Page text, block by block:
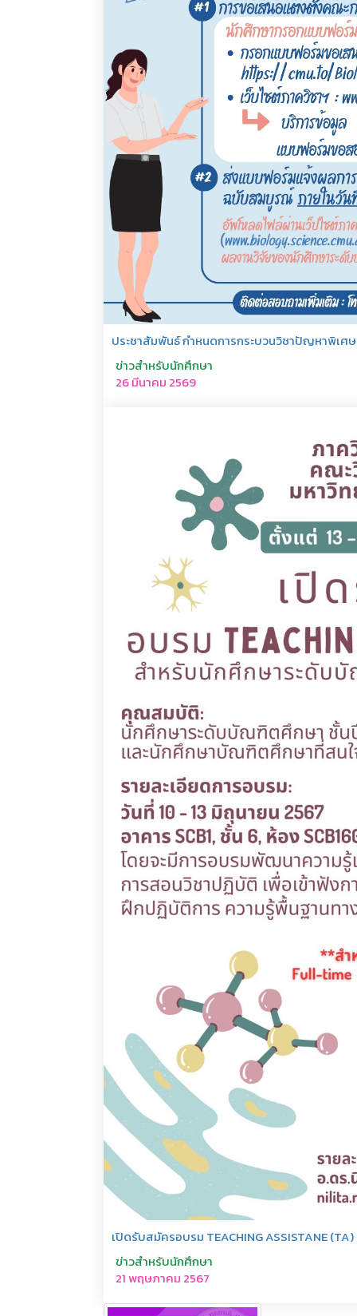
ประชาสัมพันธ์ กำหนดการกระบวนวิชาปัญหาพิเศ
ข่าวสำหรับนักศึกษา
26 มีนาคม 2569
เปิดรับสมัครอบรม TEACHING ASSISTANE
ข่าวสำหรับนักศึกษา
21 พฤษภาคม 2567